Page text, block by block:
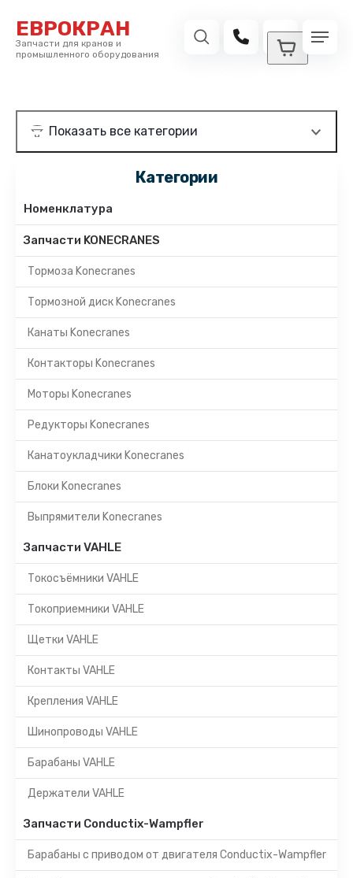
ЕВРОКРАН
Запчасти для кранов и
промышленного оборудования
Категории
Номенклатура
Запчасти KONECRANES
Тормоза Konecranes
Тормозной диск Konecranes
Канаты Konecranes
Контакторы Konecranes
Моторы Konecranes
Редукторы Konecranes
Канатоукладчики Konecranes
Блоки Konecranes
Выпрямители Konecranes
Запчасти VAHLE
Токосъёмники VAHLE
Токоприемники VAHLE
Щетки VAHLE
Контакты VAHLE
Крепления VAHLE
Шинопроводы VAHLE
Барабаны VAHLE
Держатели VAHLE
Запчасти Conductix-Wampfler
Барабаны с приводом от двигателя Conductix-Wampfler